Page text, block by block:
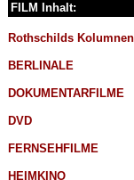
FILM Inhalt:
Rothschilds Kolumnen
BERLINALE
DOKUMENTARFILME
DVD
FERNSEHFILME
HEIMKINO